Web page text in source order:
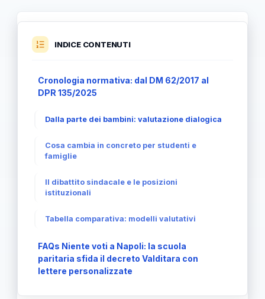
INDICE CONTENUTI
Cronologia normativa: dal DM 62/2017 al
DPR 135/2025
Dalla parte dei bambini: valutazione dialogica
Cosa cambia in concreto per studenti e
famiglie
Il dibattito sindacale e le posizioni
istituzionali
Tabella comparativa: modelli valutativi
FAQs Niente voti a Napoli: la scuola
paritaria sfida il decreto Valditara con
lettere personalizzate